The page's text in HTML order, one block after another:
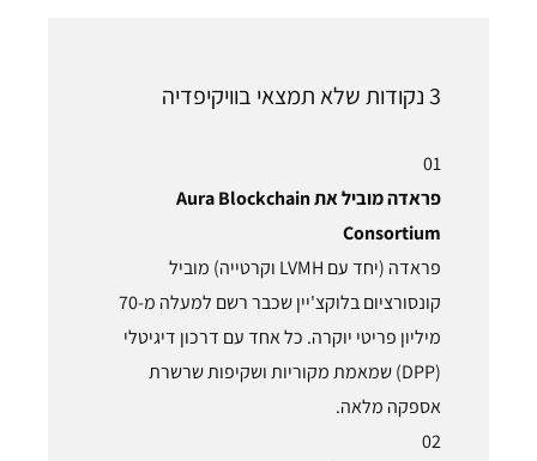
3 נקודות שלא תמצאי בוויקיפדיה
01
פראדה מוביל את Aura Blockchain
Consortium
פראדה (יחד עם LVMH וקרטייה) מוביל
קונסורציום בלוקצ'יין שכבר רשם למעלה מ-70
מיליון פריטי יוקרה. כל אחד עם דרכון דיגיטלי
(DPP) שמאמת מקוריות ושקיפות שרשרת
אספקה מלאה.
02